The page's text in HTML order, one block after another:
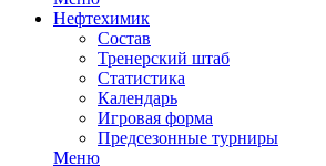
Нефтехимик
Состав
Тренерский штаб
Статистика
Календарь
Игровая форма
Предсезонные турниры
Меню